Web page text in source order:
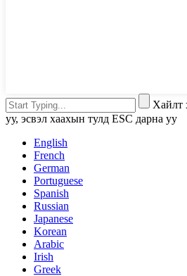
Хайлт
уу, эсвэл хаахын тулд ESC дарна уу
English
French
German
Portuguese
Spanish
Russian
Japanese
Korean
Arabic
Irish
Greek